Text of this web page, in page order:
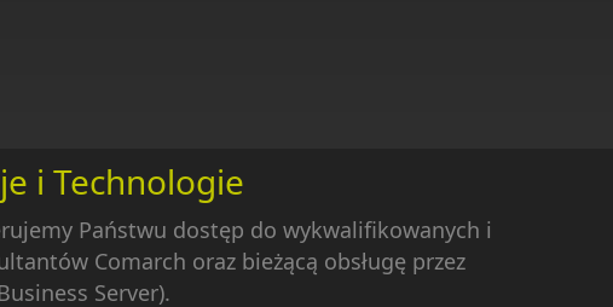
i Technologie
Państwu dostęp do wykwalifikowanych i
Comarch oraz bieżącą obsługę przez
Server).